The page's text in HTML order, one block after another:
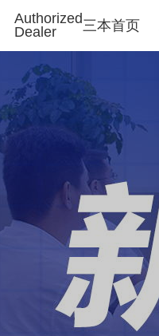
Authorized
Dealer
三本首页